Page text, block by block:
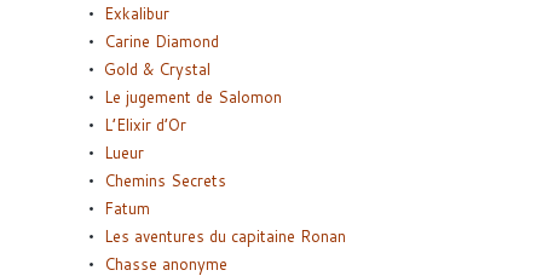
Exkalibur
Carine Diamond
Gold & Crystal
Le jugement de Salomon
L’Elixir d’Or
Lueur
Chemins Secrets
Fatum
Les aventures du capitaine Ronan
Chasse anonyme